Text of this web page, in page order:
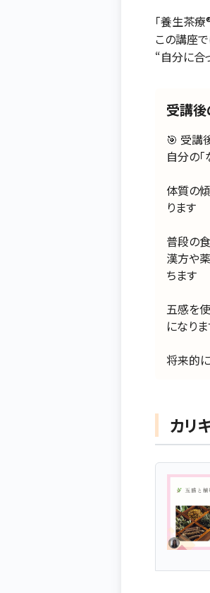
「養生茶
この講座
“自分に合
受講
🎯 受講
自分の
体質の
ります
普段の
漢方や
ちます
五感を
になり
将来的
カリ